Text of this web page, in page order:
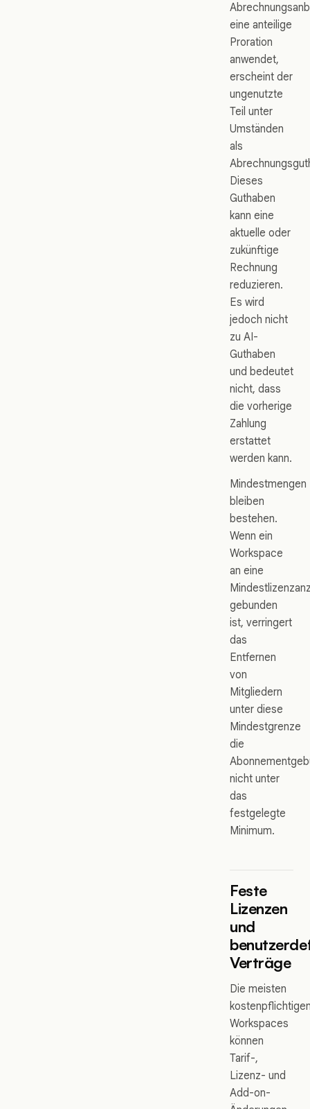
eine anteilige
Proration
anwendet,
erscheint der
ungenutzte
Teil unter
Umständen
als
Dieses
Guthaben
kann eine
aktuelle oder
zukünftige
Rechnung
reduzieren.
Es wird
jedoch nicht
zu AI-
Guthaben
und bedeutet
nicht, dass
die vorherige
Zahlung
erstattet
werden kann.
Mindestmengen
bleiben
bestehen.
Wenn ein
Workspace
an eine
gebunden
ist, verringert
das
Entfernen
von
Mitgliedern
unter diese
Mindestgrenze
die
nicht unter
das
festgelegte
Minimum.
Feste
Lizenzen
und
Verträge
Die meisten
Workspaces
können
Tarif-,
Lizenz- und
Add-on-